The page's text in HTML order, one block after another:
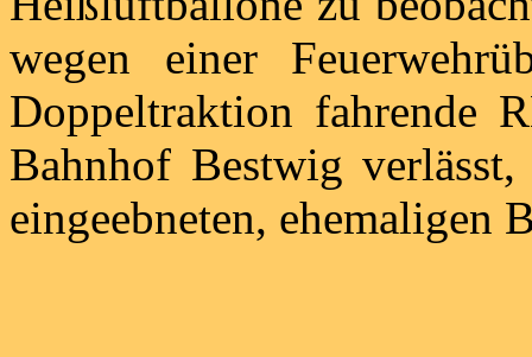
wegen einer
Doppeltraktion fahrende
Bahnhof Bestwig
eingeebneten, ehemaligen